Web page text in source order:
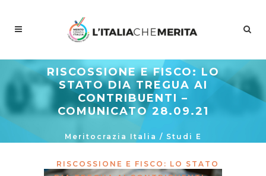
RISCOSSIONE E FISCO: LO
STATO DIA TREGUA AI
CONTRIBUENTI –
COMUNICATO 28.09.21
Meritocrazia Italia / Studi E
RISCOSSIONE E FISCO: LO STATO